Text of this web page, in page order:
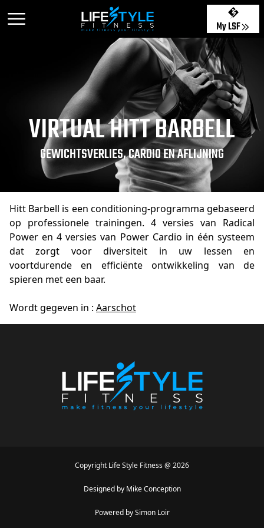
My LSF
VIRTUAL HITT BARBELL
GEWICHTSVERLIES, CARDIO EN AFLIJNING
Hitt Barbell is een conditioning-programma gebaseerd
op professionele trainingen. 4 versies van Radical
Power en 4 versies van Power Cardio in één systeem
dat zorgt voor diversiteit in uw lessen en
voortdurende en efficiënte ontwikkeling van de
spieren met een baar.
Wordt gegeven in : Aarschot
Copyright Life Style Fitness @ 2026
Designed by Mike Conception
Powered by Simon Loir